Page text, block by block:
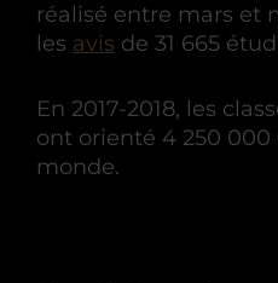
réalisé entre mars et
les avis de 31 665
En 2017-2018, les
ont orienté 4 250
monde.